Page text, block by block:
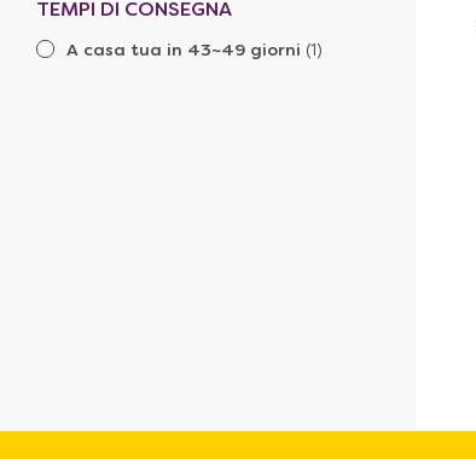
TEMPI DI CONSEGNA
A casa tua in 43~49 giorni (1)